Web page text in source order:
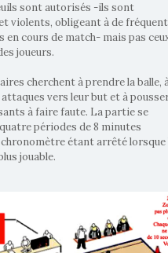
sont autorisés -ils sont
violents, obligeant à de
en cours de match- mais pas
joueurs.
cherchent à prendre la balle,
vers leur but et à
à faire faute. La partie se
périodes de 8 minutes
chronomètre étant arrêté lorsque
jouable.